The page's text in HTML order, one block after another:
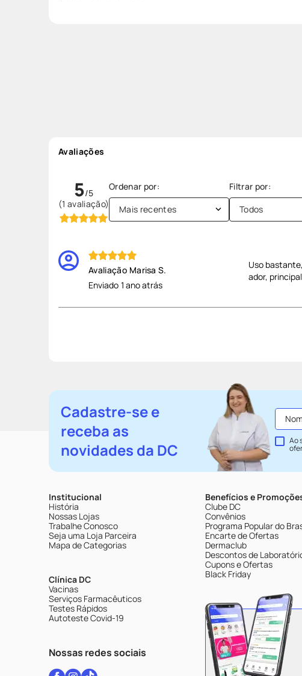
Avaliações
5
(1 avaliação) Mais recentes Todos
Enviado 1 ano atrás
Marisa S.
Uso
ador,
Cadastre-se e
receba as
novidades da DC
Ao
Institucional
História
Nossas Lojas
Trabalhe Conosco
Seja uma Loja Parceira
Mapa de Categorias
Clínica DC
Vacinas
Serviços Farmacêuticos
Testes Rápidos
Autoteste Covid-19
Nossas redes sociais
Benefícios e
Clube DC
Convênios
Programa Popular do
Encarte de Ofertas
Dermaclub
Descontos de
Cupons e Ofertas
Black Friday